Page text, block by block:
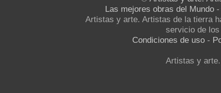
Las mejores obras del Mundo
Artistas y arte. Artistas de la tierra
servicio de
Condiciones de uso -
Artistas y